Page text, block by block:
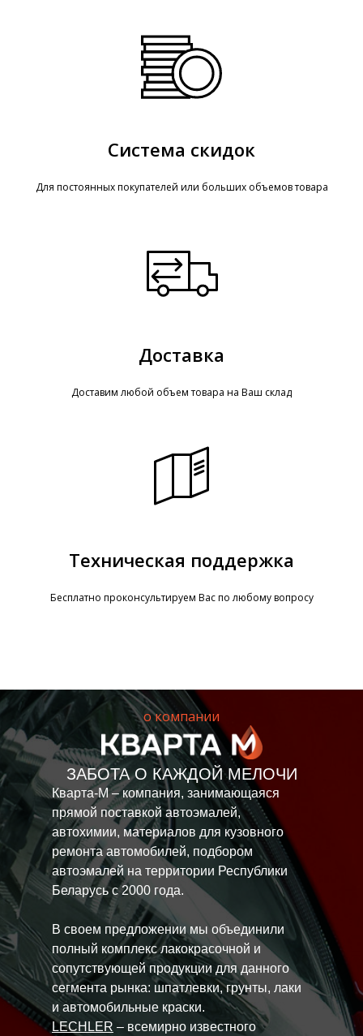
Система скидок
Для постоянных покупателей или больших объемов товара
Доставка
Доставим любой объем товара на Ваш склад
Техническая поддержка
Бесплатно проконсультируем Вас по любому вопросу
о компании
Кварта-М – компания, занимающаяся
прямой поставкой автоэмалей,
автохимии, материалов для кузовного
ремонта автомобилей, подбором
автоэмалей на территории Республики
Беларусь с 2000 года.
В своем предложении мы объединили
полный комплекс лакокрасочной и
сопутствующей продукции для данного
сегмента рынка: шпатлевки, грунты, лаки
и автомобильные краски.
LECHLER – всемирно известного
ЗАБОТА О КАЖДОЙ МЕЛОЧИ